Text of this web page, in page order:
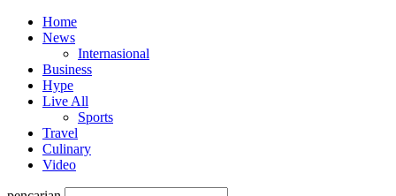
Home
News
Internasional
Business
Hype
Live All
Sports
Travel
Culinary
Video